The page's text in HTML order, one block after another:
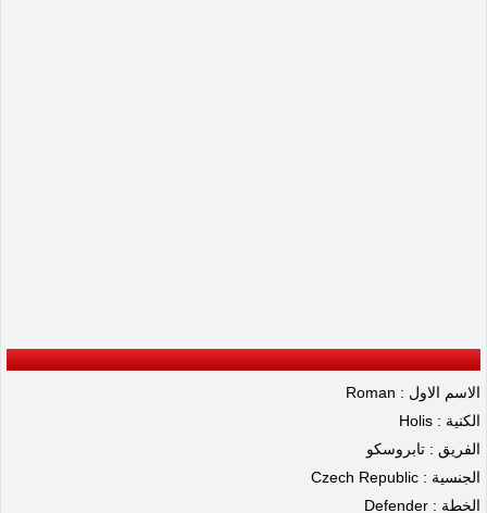
الاسم الاول : Roman
الكنية : Holis
الفريق : تابروسكو
الجنسية : Czech Republic
الخطة : Defender